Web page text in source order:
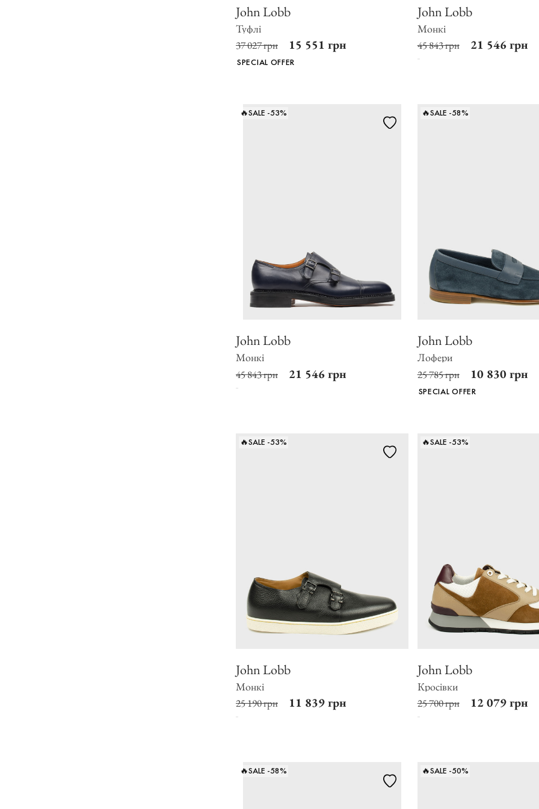
John Lobb
Туфлі
37 027 грн 15 551 грн
SPECIAL OFFER
John Lobb
Монкі
45 843 грн 21 546 грн
🔥SALE -53%
John Lobb
Монкі
45 843 грн 21 546 грн
🔥SALE -58%
John Lobb
Лофери
25 785 грн 10 830 грн
SPECIAL OFFER
🔥SALE -53%
John Lobb
Монкі
25 190 грн 11 839 грн
🔥SALE -53%
John Lobb
Кросівки
25 700 грн 12 079 грн
🔥SALE -58% 🔥SALE -50%